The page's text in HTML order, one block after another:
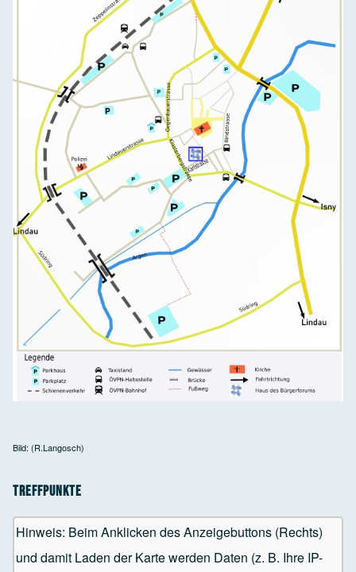
Bild: (R.Langosch)
Treffpunkte
Hinweis: Beim Anklicken des Anzeigebuttons (Rechts)
und damit Laden der Karte werden Daten (z. B. Ihre IP-